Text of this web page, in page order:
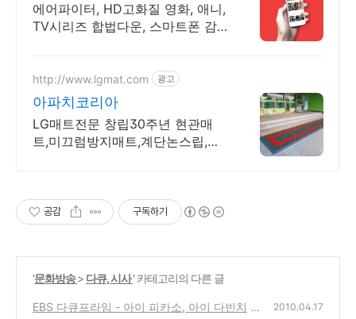
에어파이터, HD고화질 영화, 애니,
TV시리즈 합법다운, 스마트폰 감
http://www.lgmat.com 광고
아파치코리아
LG매트전문 창립30주년 현관매
트,미끄럼방지매트,계단논스립,수
공감 구독하기
'문화방송> 다큐, 시사' 카테고리의 다른 글
EBS 다큐프라임 - 아이 피카소, 아이 다빈치 2010.04.17